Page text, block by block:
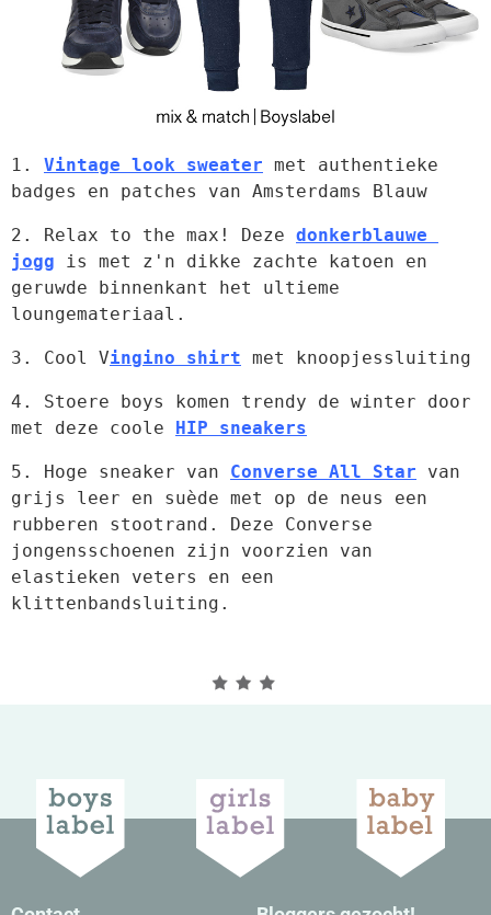
1. Vintage look sweater met authentieke
badges en patches van Amsterdams Blauw
2. Relax to the max! Deze donkerblauwe
jogg is met z'n dikke zachte katoen en
geruwde binnenkant het ultieme
loungemateriaal.
3. Cool Vingino shirt met knoopjessluiting
4. Stoere boys komen trendy de winter door
met deze coole HIP sneakers
5. Hoge sneaker van Converse All Star van
grijs leer en suède met op de neus een
rubberen stootrand. Deze Converse
jongensschoenen zijn voorzien van
elastieken veters en een
klittenbandsluiting.